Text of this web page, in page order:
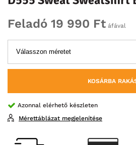
Feladó 19 990 Ft áfával
KOSÁRBA
Azonnal elérhető készleten
Mérettáblázat megjelenítése